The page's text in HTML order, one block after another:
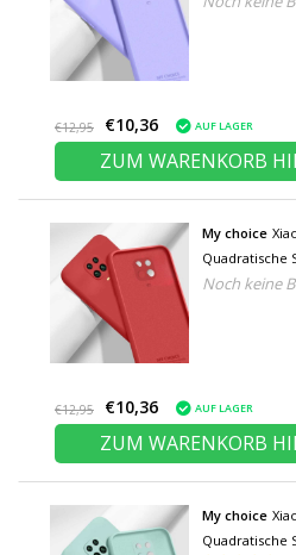
€12,95 €10,36 AUF LAGER
ZUM WARENKORB
My choice
Quadratische
Hülle Liquid
Noch keine
€12,95 €10,36 AUF LAGER
ZUM WARENKORB
My choice
Quadratische